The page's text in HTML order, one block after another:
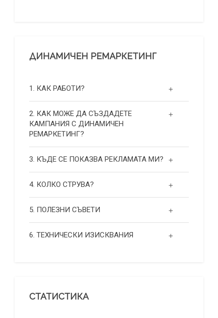
ДИНАМИЧЕН РЕМАРКЕТИНГ
1. КАК РАБОТИ?
2. КАК МОЖЕ ДА СЪЗДАДЕТЕ
КАМПАНИЯ С ДИНАМИЧЕН
РЕМАРКЕТИНГ?
3. КЪДЕ СЕ ПОКАЗВА РЕКЛАМАТА МИ?
4. КОЛКО СТРУВА?
5. ПОЛЕЗНИ СЪВЕТИ
6. ТЕХНИЧЕСКИ ИЗИСКВАНИЯ
СТАТИСТИКА